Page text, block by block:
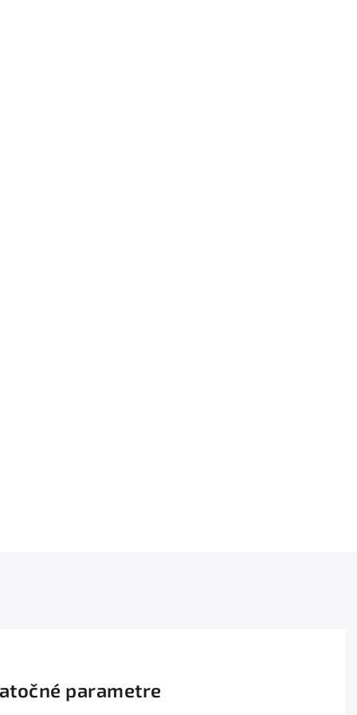
parametre